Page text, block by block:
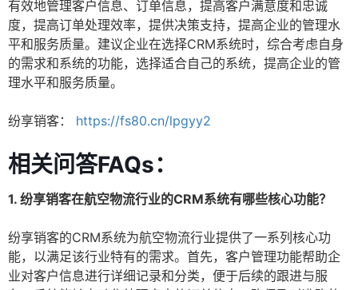
有效地管理客户信息、订单信息，提高客户满意度和忠诚
度，提高订单处理效率，提供决策支持，提高企业的管理水
平和服务质量。建议企业在选择CRM系统时，综合考虑自身
的需求和系统的功能，选择适合自己的系统，提高企业的管
理水平和服务质量。
纷享销客： https://fs80.cn/lpgyy2
相关问答FAQs：
1. 纷享销客在航空物流行业的CRM系统有哪些核心功能？
纷享销客的CRM系统为航空物流行业提供了一系列核心功
能，以满足该行业特有的需求。首先，客户管理功能帮助企
业对客户信息进行详细记录和分类，便于后续的跟进与服